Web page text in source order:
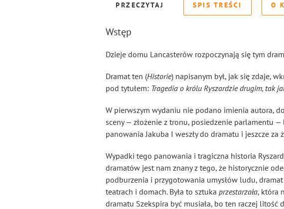
PRZECZYTAJ SPIS TREŚCI O
Wstęp
Dzieje domu Lancasterów rozpoczynają się tym
Dramat ten (Historie) napisanym był, jak się zdaje,
pod tytułem: Tragedia o królu Ryszardzie drugim, tak
W pierwszym wydaniu nie podano imienia autora,
sceny — złożenie z tronu, posiedzenie parlamentu
panowania Jakuba I weszły do dramatu i jeszcze
Wypadki tego panowania i tragiczna historia
dramatów jest nam znany z tego, że historycznie
podburzenia i przygotowania umysłów ludu,
teatrach i domach. Była to sztuka przestarzała, która
dramatu Szekspira być musiała, bo ten raczej litość